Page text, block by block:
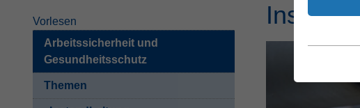
Vorlesen
Arbeitssicherheit und
Gesundheitsschutz
Themen